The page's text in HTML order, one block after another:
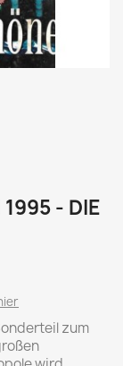
- DIE
zum